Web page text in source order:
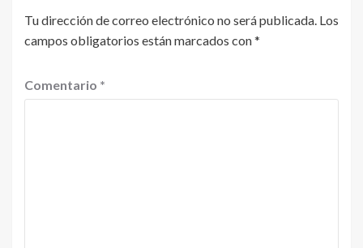
Tu dirección de correo electrónico no será publicada. Los
campos obligatorios están marcados con*
Comentario *